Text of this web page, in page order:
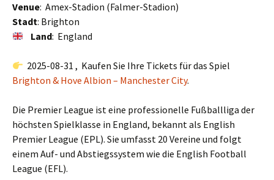
Venue: Amex-Stadion (Falmer-Stadion)
Stadt: Brighton
Land: England
2025-08-31 , Kaufen Sie Ihre Tickets für das Spiel
Brighton & Hove Albion – Manchester City.
Die Premier League ist eine professionelle Fußballliga der
höchsten Spielklasse in England, bekannt als English
Premier League (EPL). Sie umfasst 20 Vereine und folgt
einem Auf- und Abstiegssystem wie die English Football
League (EFL).